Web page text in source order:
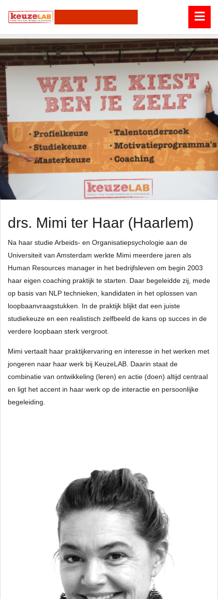
drs. Mimi ter Haar (Haarlem)
Na haar studie Arbeids- en Organisatiepsychologie aan de
Universiteit van Amsterdam werkte Mimi meerdere jaren als
Human Resources manager in het bedrijfsleven om begin 2003
haar eigen coaching praktijk te starten. Daar begeleidde zij, mede
op basis van NLP technieken, kandidaten in het oplossen van
loopbaanvraagstukken. In de praktijk blijkt dat een juiste
studiekeuze en een realistisch zelfbeeld de kans op succes in de
verdere loopbaan sterk vergroot.
Mimi vertaalt haar praktijkervaring en interesse in het werken met
jongeren naar haar werk bij KeuzeLAB. Daarin staat de
combinatie van ontwikkeling (leren) en actie (doen) altijd centraal
en ligt het accent in haar werk op de interactie en persoonlijke
begeleiding.